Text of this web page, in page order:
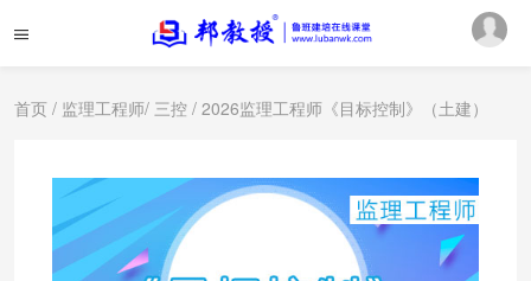
首页 / 监理工程师/ 三控 / 2026监理工程师《目标控制》（土建）